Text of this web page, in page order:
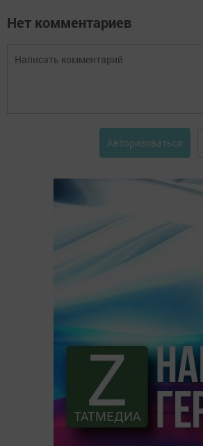
Нет комментариев
Авторизоваться